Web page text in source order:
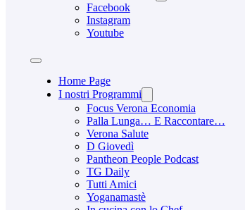
Facebook
Instagram
Youtube
Home Page
I nostri Programmi
Focus Verona Economia
Palla Lunga… E Raccontare…
Verona Salute
D Giovedì
Pantheon People Podcast
TG Daily
Tutti Amici
Yoganamastè